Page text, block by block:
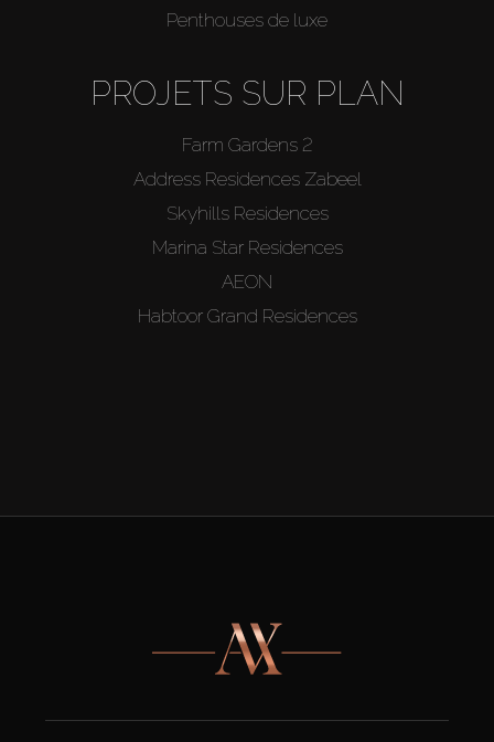
Penthouses de luxe
PROJETS SUR PLAN
Farm Gardens 2
Address Residences Zabeel
Skyhills Residences
Marina Star Residences
AEON
Habtoor Grand Residences